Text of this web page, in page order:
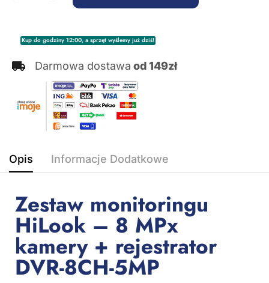
Kup do godziny 12:00, a sprzęt wyślemy już dziś!
Darmowa dostawa od 149zł
Opis Informacje Dodatkowe
Zestaw monitoringu
HiLook – 8 MPx
kamery + rejestrator
DVR-8CH-5MP